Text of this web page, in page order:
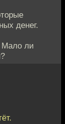
денег.
Мало ли